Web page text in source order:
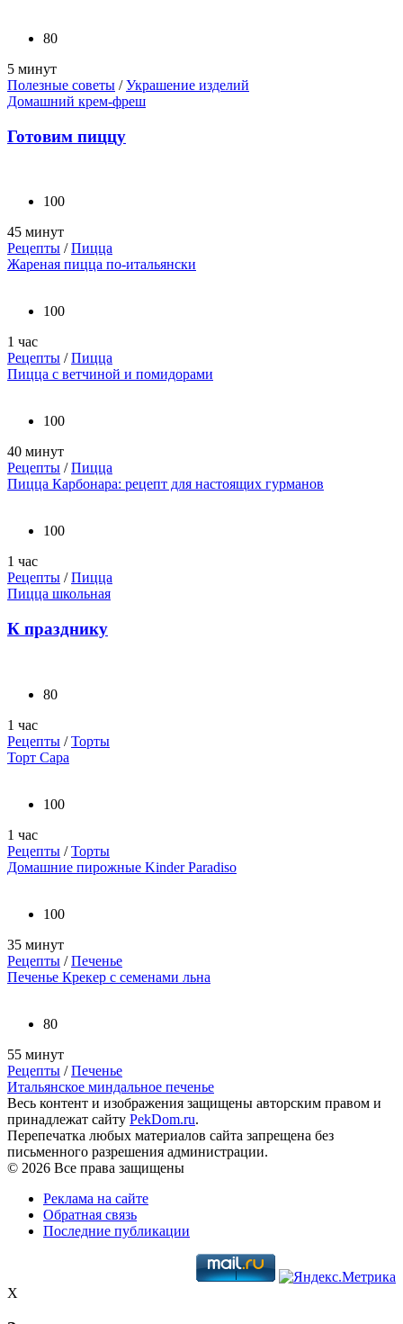
80
5 минут
Полезные советы /Украшение изделий
Домашний крем-фреш
Готовим пиццу
100
45 минут
Рецепты /Пицца
Жареная пицца по-итальянски
100
1 час
Рецепты /Пицца
Пицца с ветчиной и помидорами
100
40 минут
Рецепты /Пицца
Пицца Карбонара: рецепт для настоящих гурманов
100
1 час
Рецепты /Пицца
Пицца школьная
К празднику
80
1 час
Рецепты /Торты
Торт Сара
100
1 час
Рецепты /Торты
Домашние пирожные Kinder Paradiso
100
35 минут
Рецепты /Печенье
Печенье Крекер с семенами льна
80
55 минут
Рецепты /Печенье
Итальянское миндальное печенье
Весь контент и изображения защищены авторским правом и
принадлежат сайту PekDom.ru.
Перепечатка любых материалов сайта запрещена без
письменного разрешения администрации.
© 2026 Все права защищены
Реклама на сайте
Обратная связь
Последние публикации
X